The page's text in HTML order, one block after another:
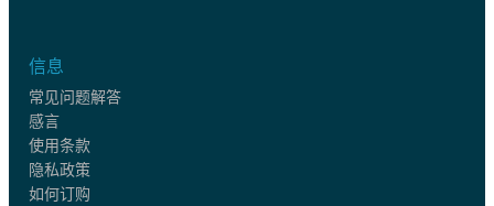
信息
常见问题解答
感言
使用条款
隐私政策
如何订购